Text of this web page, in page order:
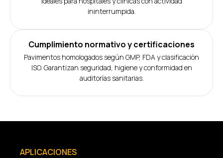
ininterrumpida.
Cumplimiento normativo y certificaciones
Pavimentos homologados según GMP, FDA y clasificación
ISO. Garantizan seguridad, higiene y conformidad en
auditorías sanitarias.
APLICACIONES